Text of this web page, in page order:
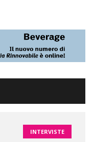
INTERVISTE